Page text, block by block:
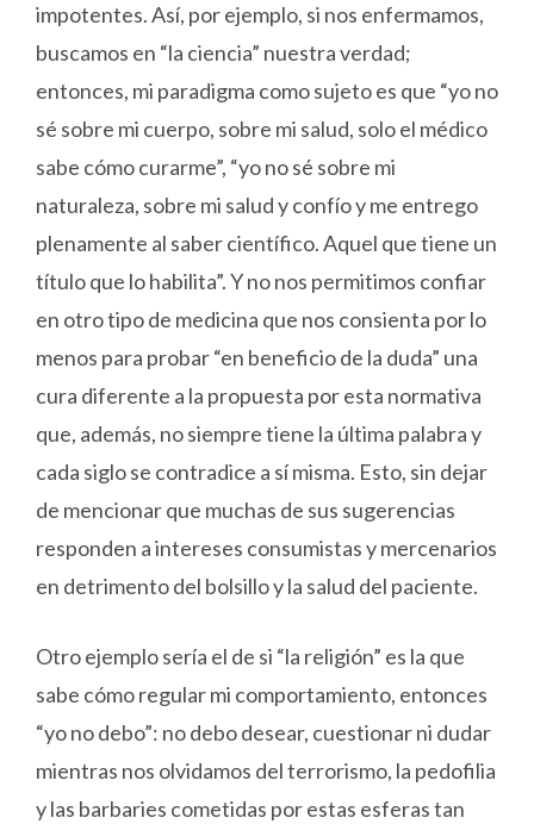
impotentes. Así, por ejemplo, si nos enfermamos,
buscamos en “la ciencia” nuestra verdad;
entonces, mi paradigma como sujeto es que “yo no
sé sobre mi cuerpo, sobre mi salud, solo el médico
sabe cómo curarme”, “yo no sé sobre mi
naturaleza, sobre mi salud y confío y me entrego
plenamente al saber científico. Aquel que tiene un
título que lo habilita”. Y no nos permitimos confiar
en otro tipo de medicina que nos consienta por lo
menos para probar “en beneficio de la duda” una
cura diferente a la propuesta por esta normativa
que, además, no siempre tiene la última palabra y
cada siglo se contradice a sí misma. Esto, sin dejar
de mencionar que muchas de sus sugerencias
responden a intereses consumistas y mercenarios
en detrimento del bolsillo y la salud del paciente.
Otro ejemplo sería el de si “la religión” es la que
sabe cómo regular mi comportamiento, entonces
“yo no debo”: no debo desear, cuestionar ni dudar
mientras nos olvidamos del terrorismo, la pedofilia
y las barbaries cometidas por estas esferas tan